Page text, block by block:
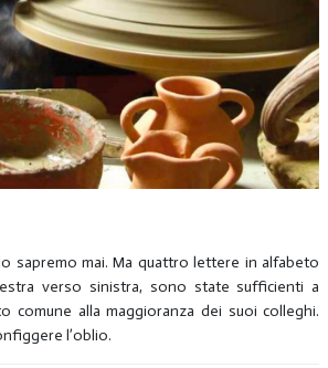
sapremo mai. Ma quattro lettere in alfabeto
verso sinistra, sono state sufficienti a
comune alla maggioranza dei suoi colleghi.
l’oblio.